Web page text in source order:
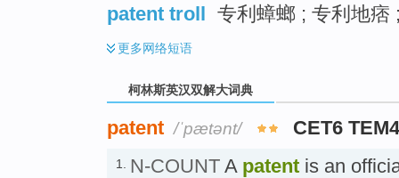
patent troll 专利蟑螂 ; 专利地痞
更多网络短语
柯林斯英汉双解大词典
patent /ˈpætənt/ CET6
1. N-COUNT A patent is an